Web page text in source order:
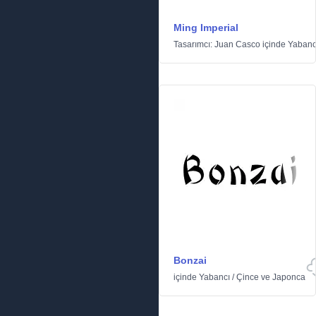
Ming Imperial
Tasarımcı: Juan Casco içinde
Bonzai
içinde Yabancı /Çince ve Japonca